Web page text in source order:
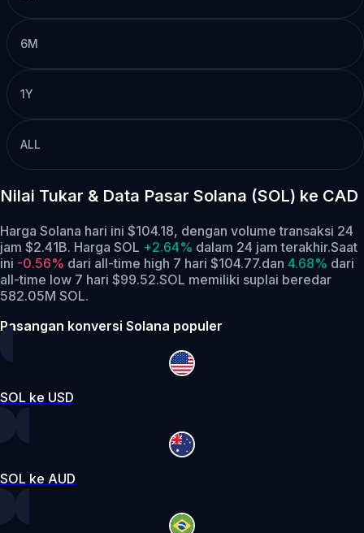
6M
1Y
ALL
Nilai Tukar & Data Pasar Solana (SOL) ke CAD
Harga Solana hari ini $104.18, dengan volume transaksi 24
jam $2.41B. Harga SOL +2.64% dalam 24 jam terakhir.Saat
ini -0.56% dari all-time high 7 hari $104.77.dan 4.68% dari
all-time low 7 hari $99.52.SOL memiliki suplai beredar
582.05M SOL.
Pasangan konversi Solana populer
SOL ke USD
SOL ke AUD